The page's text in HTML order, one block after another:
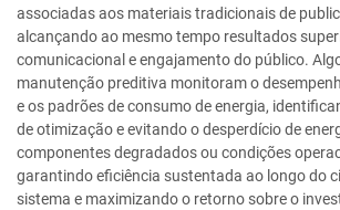
associadas aos materiais tradicionais de
alcançando ao mesmo tempo resultados
comunicacional e engajamento do público.
manutenção preditiva monitoram o
e os padrões de consumo de energia,
de otimização e evitando o desperdício de
componentes degradados ou condições
garantindo eficiência sustentada ao longo do
sistema e maximizando o retorno sobre o